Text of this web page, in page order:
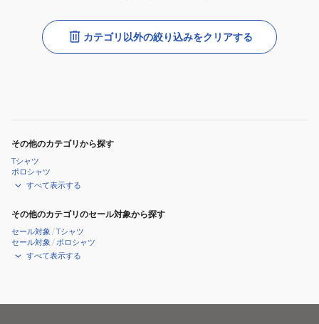
カテゴリ以外の絞り込みをクリアする
その他のカテゴリから探す
Tシャツ
ポロシャツ
すべて表示する
その他のカテゴリのセール対象から探す
セール対象 /Tシャツ
セール対象 /ポロシャツ
すべて表示する